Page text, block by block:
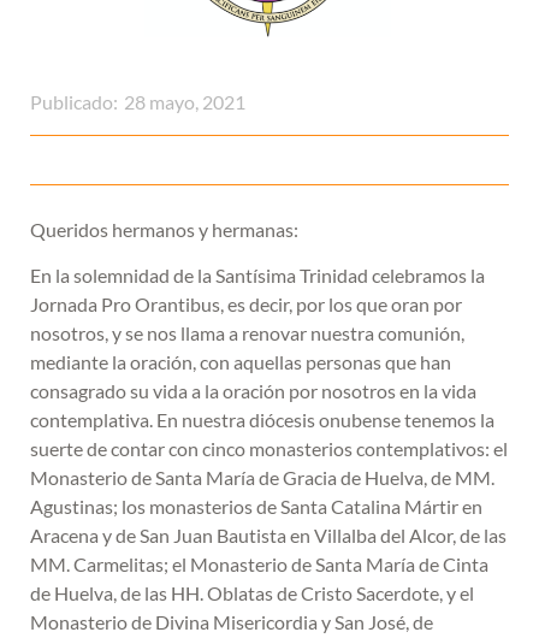
Publicado: 28 mayo, 2021
Queridos hermanos y hermanas:
En la solemnidad de la Santísima Trinidad celebramos la
Jornada Pro Orantibus, es decir, por los que oran por
nosotros, y se nos llama a renovar nuestra comunión,
mediante la oración, con aquellas personas que han
consagrado su vida a la oración por nosotros en la vida
contemplativa. En nuestra diócesis onubense tenemos la
suerte de contar con cinco monasterios contemplativos: el
Monasterio de Santa María de Gracia de Huelva, de MM.
Agustinas; los monasterios de Santa Catalina Mártir en
Aracena y de San Juan Bautista en Villalba del Alcor, de las
MM. Carmelitas; el Monasterio de Santa María de Cinta
de Huelva, de las HH. Oblatas de Cristo Sacerdote, y el
Monasterio de Divina Misericordia y San José, de